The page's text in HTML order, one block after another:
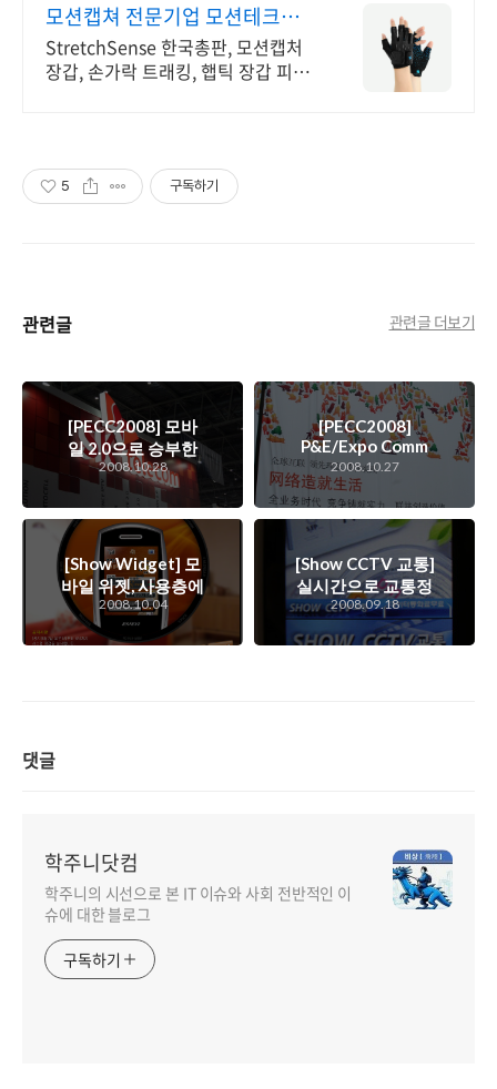
모션캡쳐 전문기업 모션테크놀로
지
StretchSense 한국총판, 모션캡처
장갑, 손가락 트래킹, 햅틱 장갑 피지
5 구독하기
관련글 관련글 더보기
[PECC2008] 모바
일 2.0으로 승부한
다. SKTelecom
2008.10.28
[PECC2008]
P&E/Expo Comm
China 2008에 다녀
오다.
2008.10.27
[Show Widget] 모
바일 위젯, 사용층에
대한 다양성이 필요
하다.
2008.10.04
[Show CCTV 교통]
실시간으로 교통정
보 화면을 휴대폰에
서 확인해보자!
2008.09.18
댓글
학주니닷컴
학주니의 시선으로 본 IT 이슈와 사회 전반적인 이
슈에 대한 블로그
구독하기